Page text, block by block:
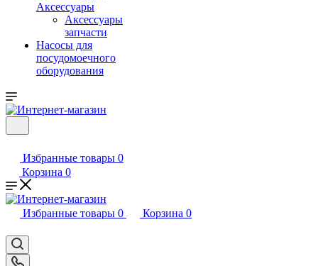
Аксессуары
Аксессуары
запчасти
Насосы для
посудомоечного
оборудования
Избранные товары 0
Корзина 0
Избранные товары 0 Корзина 0